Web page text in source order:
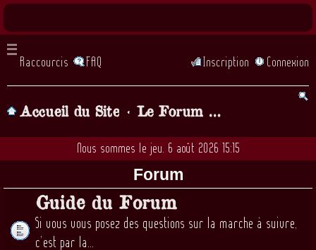
Raccourcis FAQ Connexion
Inscription
Accueil du Site Le Forum de la chorale, Parlons chansons! (lorsque vous demandez à être inscrit il faut attendre... quelques heures, qu'un admin valide votre inscription)
Nous sommes le jeu. 6 août 2026 15:15
Forum
Guide du Forum
Si vous vous posez des questions sur la marche à suivre,
c'est par la...